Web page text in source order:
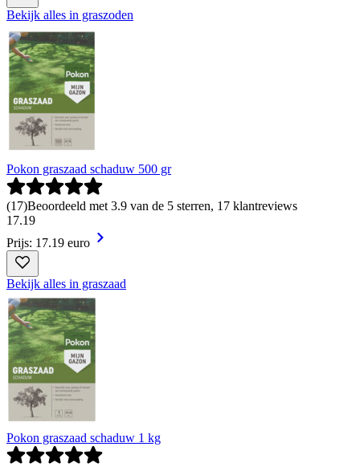
Bekijk alles in graszoden
Pokon graszaad schaduw 500 gr
(17)Beoordeeld met 3.9 van de 5 sterren, 17 klantreviews
17.19
Prijs: 17.19 euro
Bekijk alles in graszaad
Pokon graszaad schaduw 1 kg